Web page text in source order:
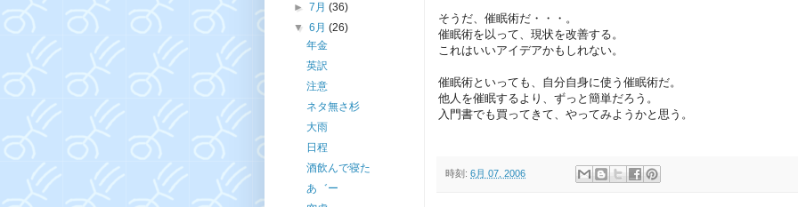
そうだ、催眠術だ・・・。
催眠術を以って、現状を改善する。
これはいいアイデアかもしれない。
催眠術といっても、自分自身に使う催眠術だ。
他人を催眠するより、ずっと簡単だろう。
入門書でも買ってきて、やってみようかと思う。
時刻: 6月 07, 2006
► 7月 (36)
▼ 6月 (26)
年金
英訳
注意
ネタ無さ杉
大雨
日程
酒飲んで寝た
あ゛ー